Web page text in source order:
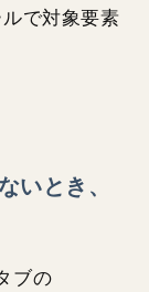
で対象要素
とき、
ブの